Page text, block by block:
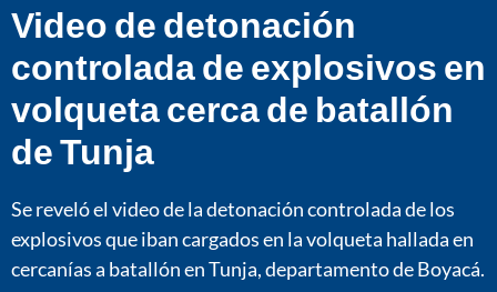
Video de detonación
controlada de explosivos en
volqueta cerca de batallón
de Tunja
Se reveló el video de la detonación controlada de los
explosivos que iban cargados en la volqueta hallada en
cercanías a batallón en Tunja, departamento de Boyacá.